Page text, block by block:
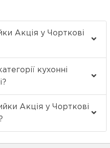
Акція у Чорткові
кухонні
Акція у Чорткові